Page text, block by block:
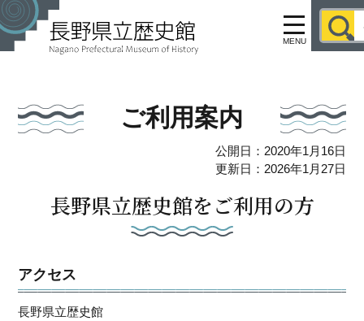
MENU
ご利用案内
公開日：2020年1月16日
更新日：2026年1月27日
長野県立歴史館をご利用の方
アクセス
長野県立歴史館